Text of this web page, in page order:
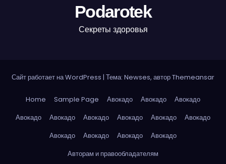
Podarotek
Секреты здоровья
Сайт работает на WordPress | Тема: Newses, авторThemeansar
Home Sample Page Авокадо Авокадо
Авокадо
Авокадо
Авокадо Авокадо Авокадо Авокадо
Авокадо
Авокадо
Авокадо Авокадо
Авокадо
Авторам и правообладателям